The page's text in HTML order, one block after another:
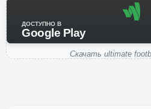
ДОСТУПНО В
Google Play
Скачать ultimate